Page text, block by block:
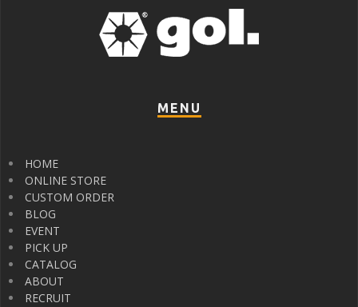
MENU
HOME
ONLINE STORE
CUSTOM ORDER
BLOG
EVENT
PICK UP
CATALOG
ABOUT
RECRUIT